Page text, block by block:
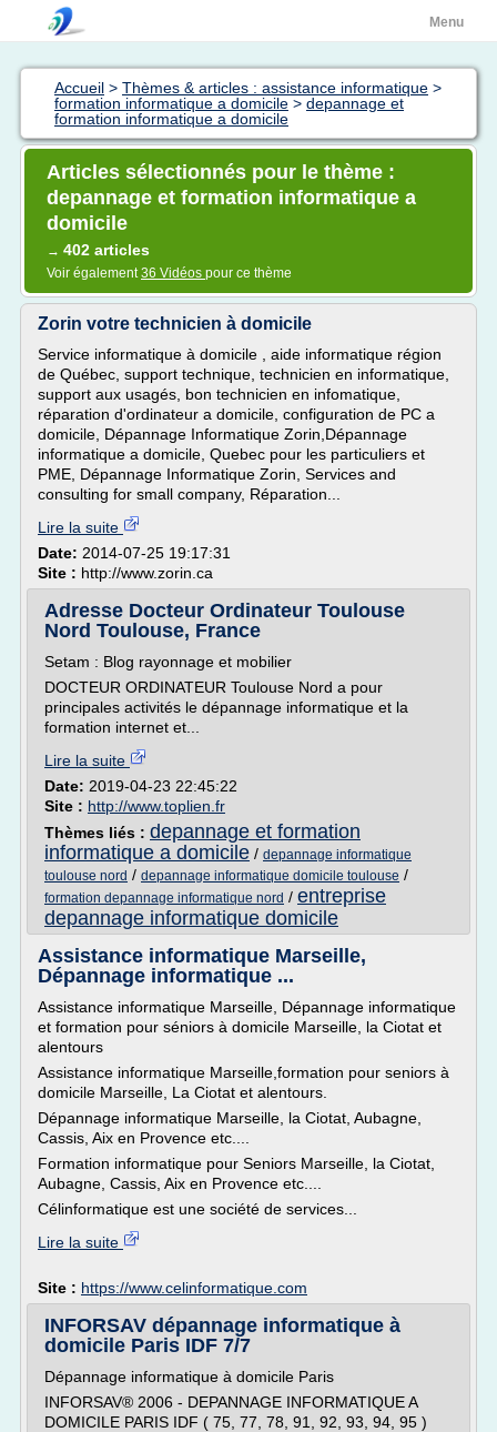
Menu
Accueil > Thèmes & articles : assistance informatique >
formation informatique a domicile > depannage et
formation informatique a domicile
Articles sélectionnés pour le thème :
depannage et formation informatique a
domicile
→ 402 articles
Voir également36 Vidéos pour ce thème
Zorin votre technicien à domicile
Service informatique à domicile , aide informatique région
de Québec, support technique, technicien en informatique,
support aux usagés, bon technicien en infomatique,
réparation d'ordinateur a domicile, configuration de PC a
domicile, Dépannage Informatique Zorin,Dépannage
informatique a domicile, Quebec pour les particuliers et
PME, Dépannage Informatique Zorin, Services and
consulting for small company, Réparation...
Lire la suite
Date: 2014-07-25 19:17:31
Site : http://www.zorin.ca
Adresse Docteur Ordinateur Toulouse
Nord Toulouse, France
Setam : Blog rayonnage et mobilier
DOCTEUR ORDINATEUR Toulouse Nord a pour
principales activités le dépannage informatique et la
formation internet et...
Lire la suite
Date: 2019-04-23 22:45:22
Site : http://www.toplien.fr
Thèmes liés : depannage et formation
informatique a domicile / depannage informatique
toulouse nord / depannage informatique domicile toulouse /
formation depannage informatique nord / entreprise
depannage informatique domicile
Assistance informatique Marseille,
Dépannage informatique ...
Assistance informatique Marseille, Dépannage informatique
et formation pour séniors à domicile Marseille, la Ciotat et
alentours
Assistance informatique Marseille,formation pour seniors à
domicile Marseille, La Ciotat et alentours.
Dépannage informatique Marseille, la Ciotat, Aubagne,
Cassis, Aix en Provence etc....
Formation informatique pour Seniors Marseille, la Ciotat,
Aubagne, Cassis, Aix en Provence etc....
Célinformatique est une société de services...
Lire la suite
Site : https://www.celinformatique.com
INFORSAV dépannage informatique à
domicile Paris IDF 7/7
Dépannage informatique à domicile Paris
INFORSAV® 2006 - DEPANNAGE INFORMATIQUE A
DOMICILE PARIS IDF ( 75, 77, 78, 91, 92, 93, 94, 95 )